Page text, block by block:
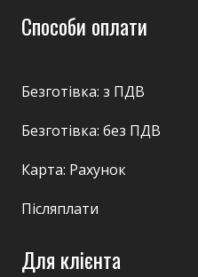
Способи оплати
Безготівка: з ПДВ
Безготівка: без ПДВ
Карта: Рахунок
Післяплати
Для клієнта